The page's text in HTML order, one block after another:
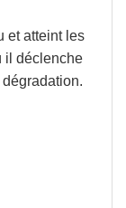
et atteint les
il déclenche